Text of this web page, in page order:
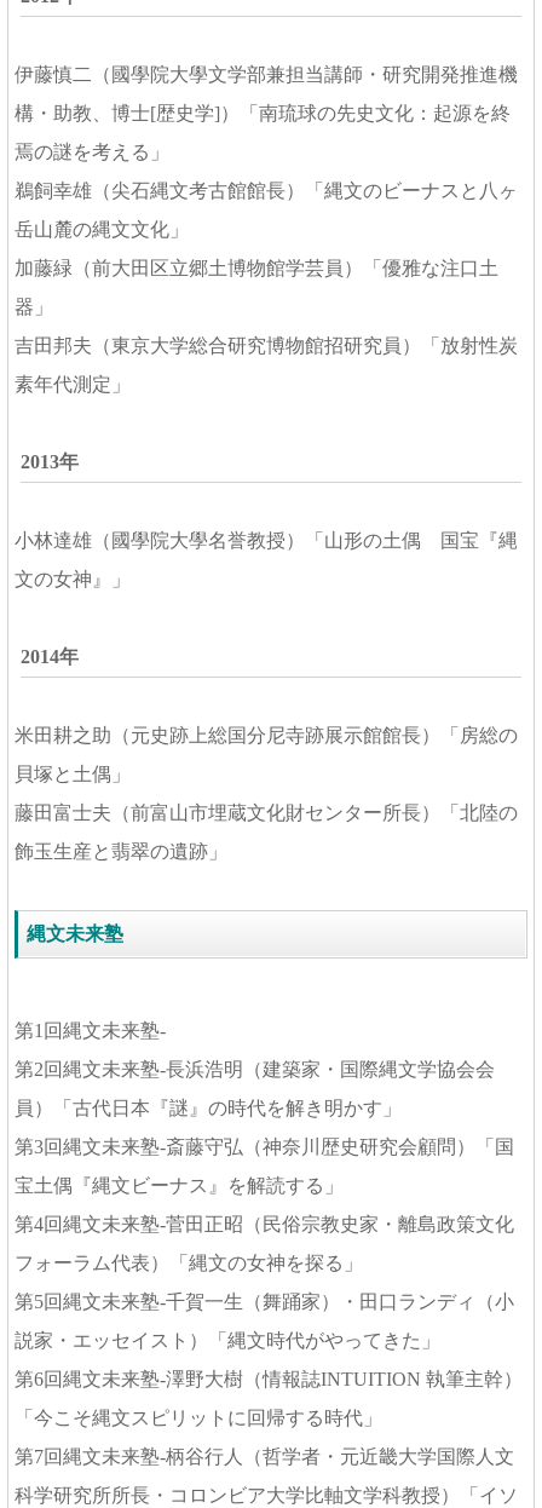
伊藤慎二（國學院大學文学部兼担当講師・研究開発推進機
構・助教、博士[歴史学]）「南琉球の先史文化：起源を終
焉の謎を考える」
鵜飼幸雄（尖石縄文考古館館長）「縄文のビーナスと八ヶ
岳山麓の縄文文化」
加藤緑（前大田区立郷土博物館学芸員）「優雅な注口土
器」
吉田邦夫（東京大学総合研究博物館招研究員）「放射性炭
素年代測定」
2013年
小林達雄（國學院大學名誉教授）「山形の土偶 国宝『縄
文の女神』」
2014年
米田耕之助（元史跡上総国分尼寺跡展示館館長）「房総の
貝塚と土偶」
藤田富士夫（前富山市埋蔵文化財センター所長）「北陸の
飾玉生産と翡翠の遺跡」
縄文未来塾
第1回縄文未来塾-
第2回縄文未来塾-長浜浩明（建築家・国際縄文学協会会
員）「古代日本『謎』の時代を解き明かす」
第3回縄文未来塾-斎藤守弘（神奈川歴史研究会顧問）「国
宝土偶『縄文ビーナス』を解読する」
第4回縄文未来塾-菅田正昭（民俗宗教史家・離島政策文化
フォーラム代表）「縄文の女神を探る」
第5回縄文未来塾-千賀一生（舞踊家）・田口ランディ（小
説家・エッセイスト）「縄文時代がやってきた」
第6回縄文未来塾-澤野大樹（情報誌INTUITION 執筆主幹）
「今こそ縄文スピリットに回帰する時代」
第7回縄文未来塾-柄谷行人（哲学者・元近畿大学国際人文
科学研究所所長・コロンビア大学比軸文学科教授）「イソ